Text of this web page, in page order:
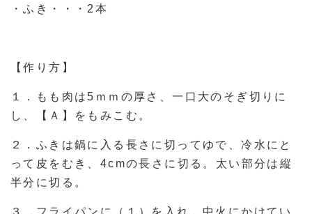
・ふき・・・2本
【作り方】
１．もも肉は5ｍｍの厚さ、一口大のそぎ切りに
し、【Ａ】をもみこむ。
２．ふきは鍋に入る長さに切ってゆで、冷水にと
って皮をむき、4cmの長さに切る。太い部分は縦
半分に切る。
３．フライパンに（１）を入れ、中火にかけてい